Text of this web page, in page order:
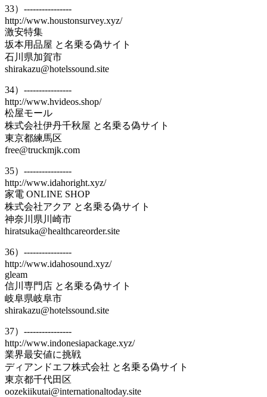
33）----------------
http://www.houstonsurvey.xyz/
激安特集
坂本用品屋 と名乗る偽サイト
石川県加賀市
shirakazu@hotelssound.site
34）----------------
http://www.hvideos.shop/
松屋モール
株式会社伊丹千秋屋 と名乗る偽サイト
東京都練馬区
free@truckmjk.com
35）----------------
http://www.idahoright.xyz/
家電 ONLINE SHOP
株式会社アクア と名乗る偽サイト
神奈川県川崎市
hiratsuka@healthcareorder.site
36）----------------
http://www.idahosound.xyz/
gleam
信川専門店 と名乗る偽サイト
岐阜県岐阜市
shirakazu@hotelssound.site
37）----------------
http://www.indonesiapackage.xyz/
業界最安値に挑戦
ディアンドエフ株式会社 と名乗る偽サイト
東京都千代田区
oozekiikutai@internationaltoday.site